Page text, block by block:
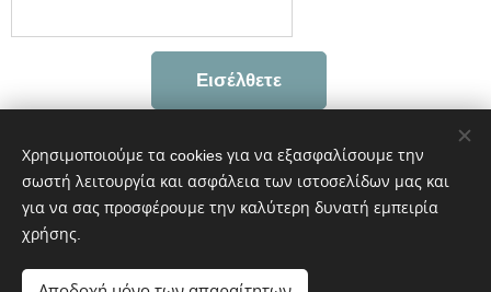
Εισέλθετε
Ξεχάσατε τον κωδικό σας;
Χρησιμοποιούμε τα cookies για να εξασφαλίσουμε την
σωστή λειτουργία και ασφάλεια των ιστοσελίδων μας και
για να σας προσφέρουμε την καλύτερη δυνατή εμπειρία
χρήσης.